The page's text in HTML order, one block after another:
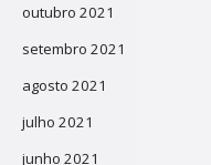
outubro 2021
setembro 2021
agosto 2021
julho 2021
junho 2021